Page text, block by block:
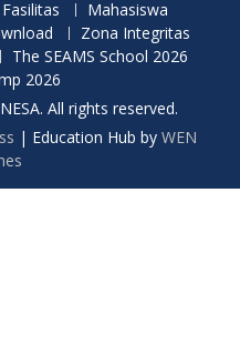
Fasilitas
Mahasiswa
Zona Integritas
The SEAMS School 2026
2026
All rights reserved.
| Education Hub by WEN